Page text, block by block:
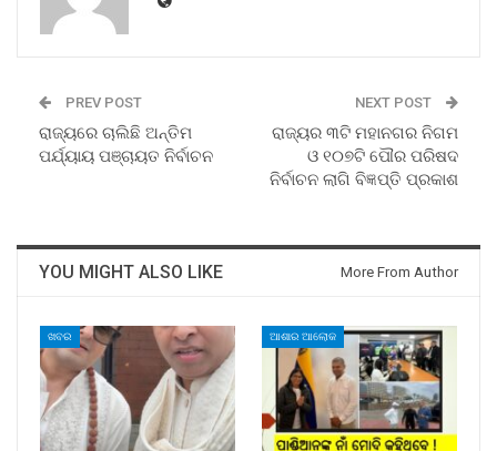
PREV POST
ରାଜ୍ୟରେ ଚାଲିଛି ଅନ୍ତିମ
ପର୍ଯ୍ୟାୟ ପଞ୍ଚାୟତ ନିର୍ବାଚନ
NEXT POST
ରାଜ୍ୟର ୩ଟି ମହାନଗର ନିଗମ
ଓ ୧୦୭ଟି ପୌର ପରିଷଦ
ନିର୍ବାଚନ ଲାଗି ବିଜ୍ଞପ୍ତି ପ୍ରକାଶ
YOU MIGHT ALSO LIKE More From Author
ଖବର ଆଶାର ଆଲୋକ